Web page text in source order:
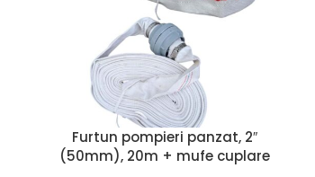
Furtun pompieri panzat, 2″
(50mm), 20m + mufe cuplare